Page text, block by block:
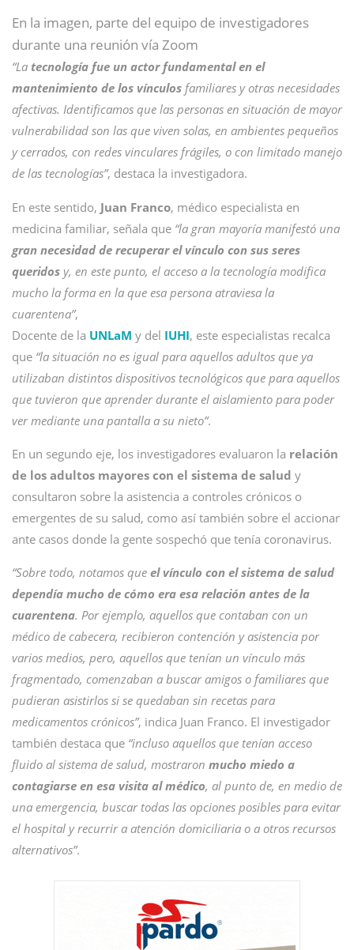
En la imagen, parte del equipo de investigadores
durante una reunión vía Zoom
“La tecnología fue un actor fundamental en el
mantenimiento de los vínculos familiares y otras necesidades
afectivas. Identificamos que las personas en situación de mayor
vulnerabilidad son las que viven solas, en ambientes pequeños
y cerrados, con redes vinculares frágiles, o con limitado manejo
de las tecnologías”, destaca la investigadora.
En este sentido, Juan Franco, médico especialista en
medicina familiar, señala que “la gran mayoría manifestó una
gran necesidad de recuperar el vínculo con sus seres
queridos y, en este punto, el acceso a la tecnología modifica
mucho la forma en la que esa persona atraviesa la
cuarentena”,
Docente de la UNLaM y del IUHI, este especialistas recalca
que “la situación no es igual para aquellos adultos que ya
utilizaban distintos dispositivos tecnológicos que para aquellos
que tuvieron que aprender durante el aislamiento para poder
ver mediante una pantalla a su nieto”.
En un segundo eje, los investigadores evaluaron la relación
de los adultos mayores con el sistema de salud y
consultaron sobre la asistencia a controles crónicos o
emergentes de su salud, como así también sobre el accionar
ante casos donde la gente sospechó que tenía coronavirus.
“Sobre todo, notamos que el vínculo con el sistema de salud
dependía mucho de cómo era esa relación antes de la
cuarentena. Por ejemplo, aquellos que contaban con un
médico de cabecera, recibieron contención y asistencia por
varios medios, pero, aquellos que tenían un vínculo más
fragmentado, comenzaban a buscar amigos o familiares que
pudieran asistirlos si se quedaban sin recetas para
medicamentos crónicos”, indica Juan Franco. El investigador
también destaca que “incluso aquellos que tenían acceso
fluido al sistema de salud, mostraron mucho miedo a
contagiarse en esa visita al médico, al punto de, en medio de
una emergencia, buscar todas las opciones posibles para evitar
el hospital y recurrir a atención domiciliaria o a otros recursos
alternativos”.